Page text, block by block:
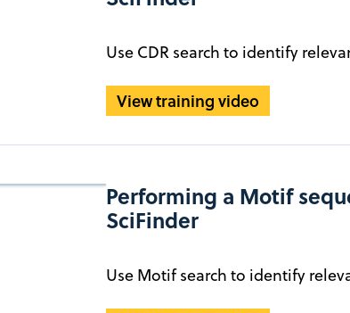
Use CDR search to identify
View training video
Performing a Motif
SciFinder
Use Motif search to identify